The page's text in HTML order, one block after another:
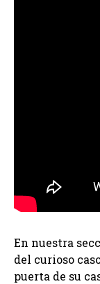
En nuestra
del curioso
puerta de su